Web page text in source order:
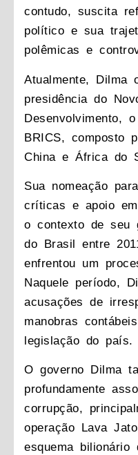
contudo, suscita
político e sua
polêmicas e
Atualmente, Dilma
presidência do
Desenvolvimento,
BRICS, composto
China e África do
Sua nomeação
críticas e apoio
o contexto de seu
do Brasil entre
enfrentou um
Naquele período,
acusações de
manobras
legislação do país.
O governo Dilma
profundamente
corrupção,
operação Lava
esquema